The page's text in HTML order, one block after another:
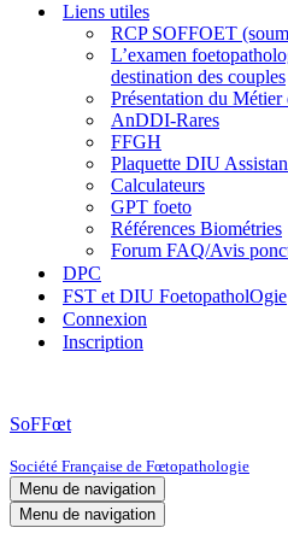
Liens utiles
RCP SOFFOET
L’examen
destination des couples
Présentation du
AnDDI-Rares
FFGH
Plaquette DIU
Calculateurs
GPT foeto
Références Biométries
Forum FAQ/Avis
DPC
FST et DIU FoetopatholOgie
Connexion
Inscription
SoFFœt
Société Française de Fœtopathologie
Menu de navigation
Menu de navigation